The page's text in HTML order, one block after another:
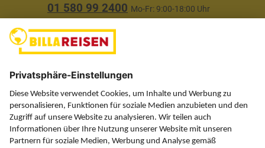
01 580 99 2400 Mo-Fr: 9:00-18:00 Uhr
Über uns
Service
Information
Folgen Sie uns auf